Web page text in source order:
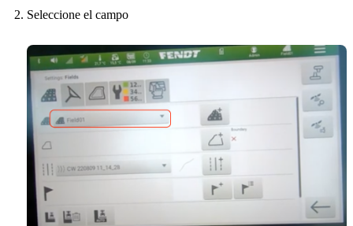
Seleccione el campo